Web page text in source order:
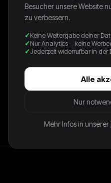
WHITE/PURPLE FC
JACKET - 2000S -
65,00 €
FIT M LENGTH 68CM, PIT TO
EMBROIDED DETAILS.
and may show minor signs of
Besucher unsere Website
zu verbessern.
Keine Weitergabe deiner
Nur Analytics – keine
Jederzeit widerrufbar in
Alle
Nur
Mehr Infos in unserer